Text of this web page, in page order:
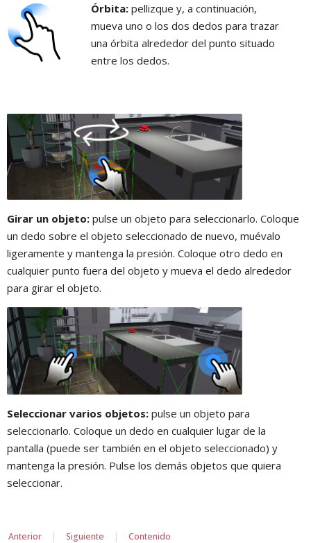
Órbita: pellizque y, a continuación,
mueva uno o los dos dedos para trazar
una órbita alrededor del punto situado
entre los dedos.
Girar un objeto: pulse un objeto para seleccionarlo. Coloque
un dedo sobre el objeto seleccionado de nuevo, muévalo
ligeramente y mantenga la presión. Coloque otro dedo en
cualquier punto fuera del objeto y mueva el dedo alrededor
para girar el objeto.
Seleccionar varios objetos: pulse un objeto para
seleccionarlo. Coloque un dedo en cualquier lugar de la
pantalla (puede ser también en el objeto seleccionado) y
mantenga la presión. Pulse los demás objetos que quiera
seleccionar.
Anterior | Siguiente | Contenido